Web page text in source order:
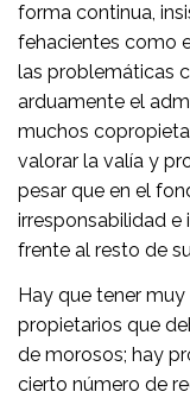
forma continua,
fehacientes como
las problemáticas
arduamente el
muchos
valorar la valía y
pesar que en el
irresponsabilidad
frente al resto de
Hay que tener
propietarios que
de morosos; hay
cierto número de